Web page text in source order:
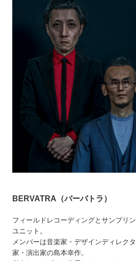
BERVATRA（バーバトラ）
フィールドレコーディングとサンプリ
ユニット。
メンバーは音楽家・デザインディレク
家・演出家の島本幸作。